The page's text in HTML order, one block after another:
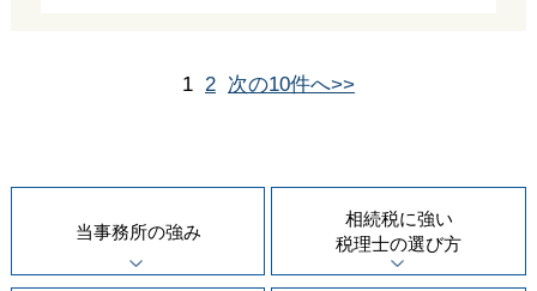
1 2 次の10件へ>>
当事務所の強み
相続税に強い
税理士の選び方